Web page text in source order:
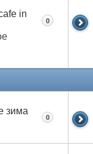
in
0
зима
0